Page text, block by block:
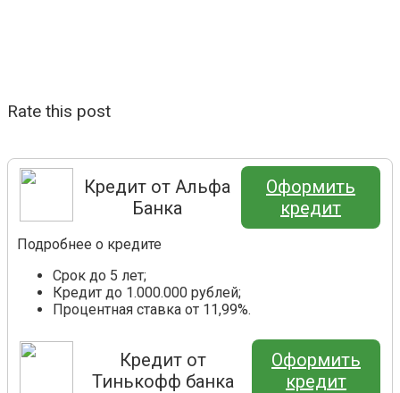
Rate this post
Кредит от Альфа
Банка
Оформить
кредит
Подробнее о кредите
Срок до 5 лет;
Кредит до 1.000.000 рублей;
Процентная ставка от 11,99%.
Кредит от
Тинькофф банка
Оформить
кредит